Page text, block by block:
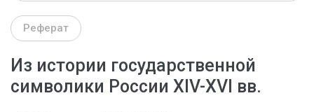
Реферат
Из истории государственной
символики России XIV-XVI вв.